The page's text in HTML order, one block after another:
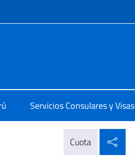
y menú
Servicios Consulares y Visas
Cuota